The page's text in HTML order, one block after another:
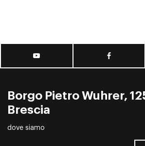
Borgo Pietro Wuhrer,
Brescia
dove siamo